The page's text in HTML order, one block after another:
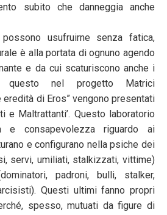
subito che danneggia anche
usufruirne senza fatica,
è alla portata di ognuno agendo
e da cui scaturiscono anche i
questo nel progetto Matrici
eredità di Eros” vengono presentati
e Maltrattanti’. Questo laboratorio
e consapevolezza riguardo ai
e configurano nella psiche dei
servi, umiliati, stalkizzati, vittime)
padroni, bulli, stalker,
Questi ultimi fanno propri
spesso, mutuati da figure di